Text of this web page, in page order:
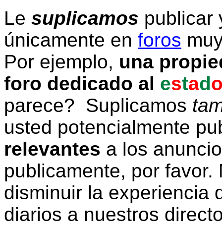
Le suplicamos publicar
únicamente en foros
Por ejemplo, una
foro dedicado al estad
parece? Suplicamos
usted potencialmente
relevantes a los
publicamente, por
disminuir la experiencia
diarios a nuestros